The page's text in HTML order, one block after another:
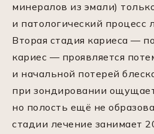
минералов из эмали)
и патологический процесс
Вторая стадия кариеса —
кариес — проявляется
и начальной потерей
при зондировании
но полость ещё не
стадии лечение занимает